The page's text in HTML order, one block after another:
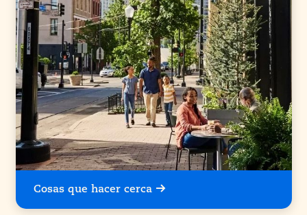
Cosas que hacer cerca